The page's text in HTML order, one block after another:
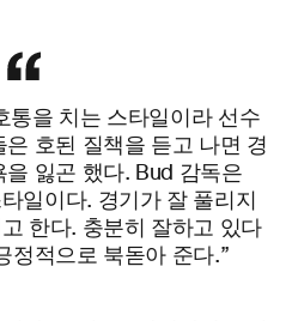
통을 치는 스타일이라 선수
호된 질책을 듣고 나면 경
잃곤 했다. Bud 감독은
일이다. 경기가 잘 풀리지
한다. 충분히 잘하고 있다
정적으로 북돋아 준다.”